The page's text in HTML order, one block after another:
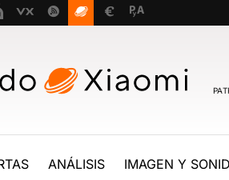
ANÁLISIS IMAGEN Y